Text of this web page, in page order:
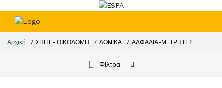
Αρχική ΣΠΙΤΙ - ΟΙΚΟΔΟΜΗ ΔΟΜΙΚΑ ΑΛΦΑΔΙΑ-ΜΕΤΡΗΤΕΣ
Φίλτρα